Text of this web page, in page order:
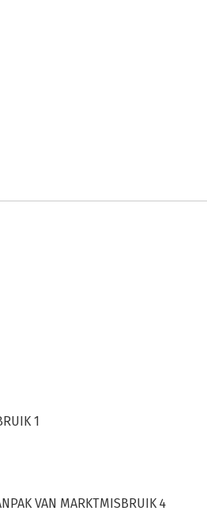
1
VAN MARKTMISBRUIK 4